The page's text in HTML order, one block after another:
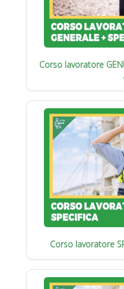
Corso lavoratore
Corso lavoratore